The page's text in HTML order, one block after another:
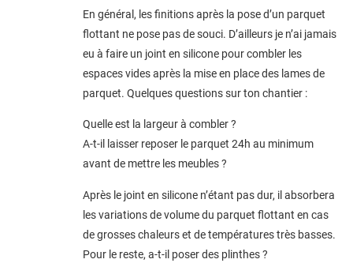
En général, les finitions après la pose d’un parquet
flottant ne pose pas de souci. D’ailleurs je n’ai jamais
eu à faire un joint en silicone pour combler les
espaces vides après la mise en place des lames de
parquet. Quelques questions sur ton chantier :
Quelle est la largeur à combler ?
A-t-il laisser reposer le parquet 24h au minimum
avant de mettre les meubles ?
Après le joint en silicone n’étant pas dur, il absorbera
les variations de volume du parquet flottant en cas
de grosses chaleurs et de températures très basses.
Pour le reste, a-t-il poser des plinthes ?